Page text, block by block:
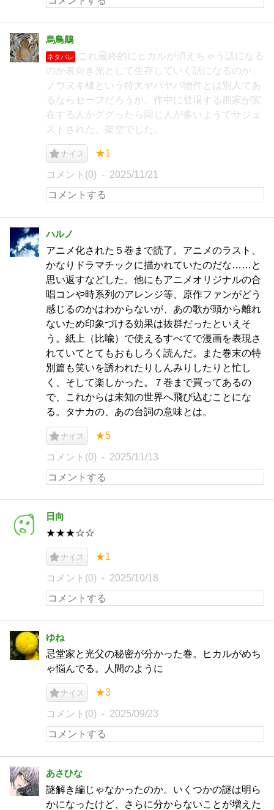
烏鳥鷏
ネタバレ
これ最終的にヒカルが消えちゃう話になる
のか表向き光として生存していく話になるのか。
ノウヌキ様という特大ヤバヤバ物件とは別人であ
るならセーフだろうか。作中に登場する画家が実
在する人かググったら同じ人が多いようでサジェ
ストされた。架空でした。
ナイス ★1
コメント(0) 2025/11/21
ハルノ
アニメ化された５巻まで読了。アニメのラスト、
かなりドラマチックに描かれていたのだな……と
思い返すなどした。他にもアニメオリジナルの合
唱コンや時系列のアレンジ等、原作ファンがどう
感じるのかはわからないが、あの歌が頭から離れ
ないため印象づける効果は抜群だったといえそ
う。紙上（比喩）で使えるすべてで漫画を表現さ
れていてとてもおもしろく読んだ。また巻末の特
別篇も笑いを誘われたりしんみりしたりと忙し
く、そして楽しかった。７巻まで買ってあるの
で、これからは未知の世界へ飛び込むことにな
る。タナカの、あの台詞の意味とは。
ナイス ★5
コメント(0) 2025/11/13
日向
★★★☆☆
ナイス ★1
コメント(0) 2025/10/18
ゆね
忌堂家と光父の秘密が分かった巻。ヒカルがめち
ゃ悩んでる。人間のように
ナイス ★3
コメント(0) 2025/09/23
あさひな
謎解き編じゃなかったのか。いくつかの謎は明ら
かになったけど、さらに分からないことが増えた